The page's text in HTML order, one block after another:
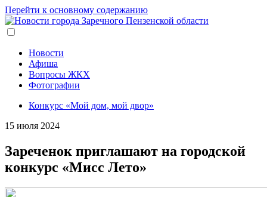
Перейти к основному содержанию
Новости
Афиша
Вопросы ЖКХ
Фотографии
Конкурс «Мой дом, мой двор»
15 июля 2024
Зареченок приглашают на городской
конкурс «Мисс Лето»